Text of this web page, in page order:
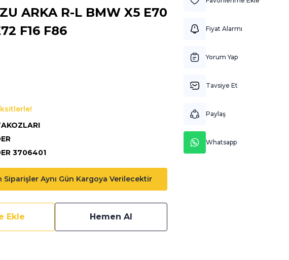
ARKA R-L BMW X5 E70
F16 F86
3706401
Siparişler Aynı Gün Kargoya Verilecektir
Ekle Hemen Al
Fiyat Alarmı
Yorum Yap
Tavsiye Et
Paylaş
Whatsapp